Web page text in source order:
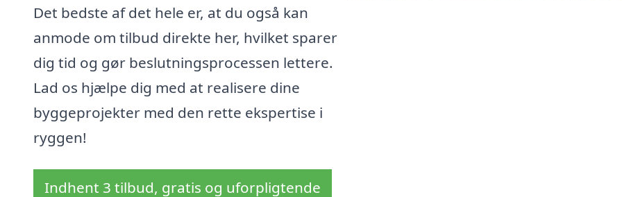
Det bedste af det hele er, at du også kan
anmode om tilbud direkte her, hvilket sparer
dig tid og gør beslutningsprocessen lettere.
Lad os hjælpe dig med at realisere dine
byggeprojekter med den rette ekspertise i
ryggen!
Indhent 3 tilbud, gratis og uforpligtende